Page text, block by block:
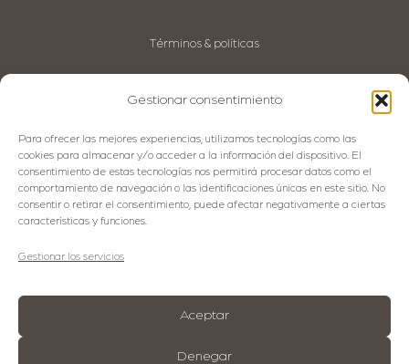
Gestionar consentimiento
Para ofrecer las mejores experiencias, utilizamos tecnologías como las
cookies para almacenar y/o acceder a la información del dispositivo. El
consentimiento de estas tecnologías nos permitirá procesar datos como el
comportamiento de navegación o las identificaciones únicas en este sitio. No
consentir o retirar el consentimiento, puede afectar negativamente a ciertas
características y funciones.
Gestionar los servicios
Aceptar
Denegar
Términos & políticas
Política de privacidad
Política de Calidad
Código Ético
Idiomas